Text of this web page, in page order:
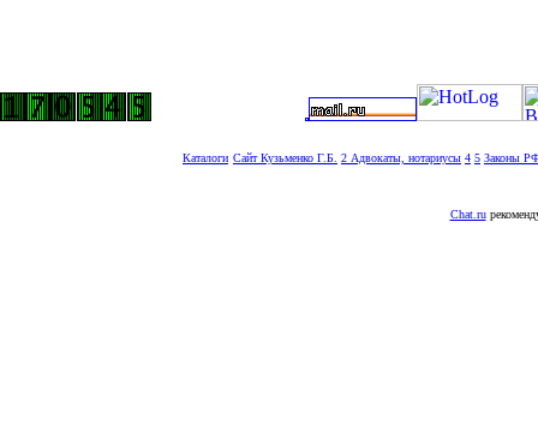
Каталоги Сайт Кузьменко Г.Б. 2 Адвокаты, нотариусы 4 5 Законы
Chat.ru